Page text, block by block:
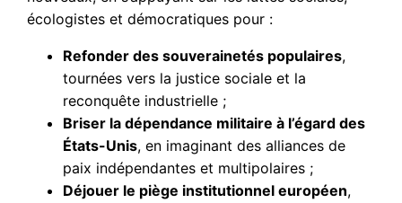
écologistes et démocratiques pour :
Refonder des souverainetés populaires,
tournées vers la justice sociale et la
reconquête industrielle ;
Briser la dépendance militaire à l’égard des
États-Unis, en imaginant des alliances de
paix indépendantes et multipolaires ;
Déjouer le piège institutionnel européen,